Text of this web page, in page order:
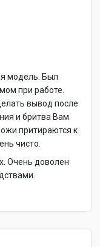
модель. Был
при работе.
вывод после
и бритва Вам
притираются к
чисто.
Очень доволен